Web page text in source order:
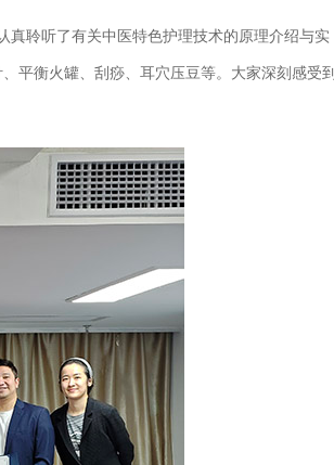
聆听了有关中医特色护理技术的原理介绍与实
平衡火罐、刮痧、耳穴压豆等。大家深刻感受到